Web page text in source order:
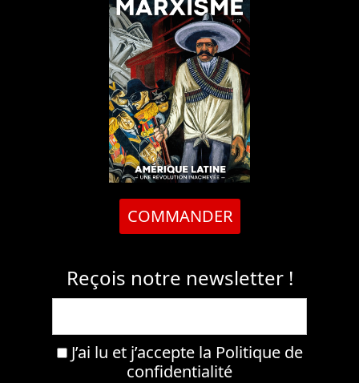
COMMANDER
Reçois notre newsletter !
J’ai lu et j’accepte la Politique de
confidentialité